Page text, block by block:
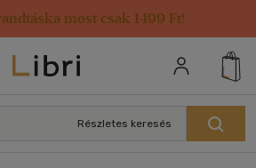
most csak 1499 Ft!
Kártya adatai
Részletes keresés